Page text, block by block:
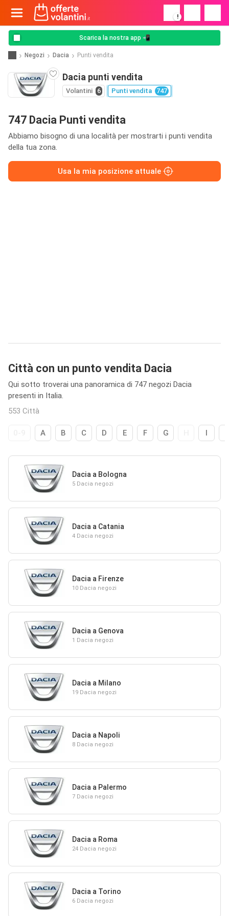
!
Scarica la nostra app 📲
Negozi Dacia Punti vendita
Dacia punti vendita
Volantini 6 Punti vendita 747
747 Dacia Punti vendita
Abbiamo bisogno di una località per mostrarti i punti vendita
della tua zona.
Usa la mia posizione attuale
Città con un punto vendita Dacia
Qui sotto troverai una panoramica di 747 negozi Dacia
presenti in Italia.
553 Città
A B C D E F G I
Dacia a Bologna
5 Dacia negozi
Dacia a Catania
4 Dacia negozi
Dacia a Firenze
10 Dacia negozi
Dacia a Genova
1 Dacia negozi
Dacia a Milano
19 Dacia negozi
Dacia a Napoli
8 Dacia negozi
Dacia a Palermo
7 Dacia negozi
Dacia a Roma
24 Dacia negozi
Dacia a Torino
6 Dacia negozi